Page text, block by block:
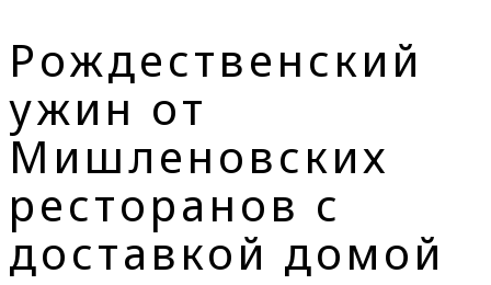
Рождественский
ужин от
Мишленовских
ресторанов с
доставкой домой